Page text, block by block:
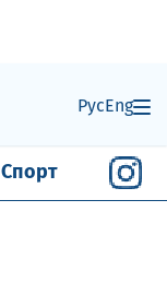
РусEng
Спорт